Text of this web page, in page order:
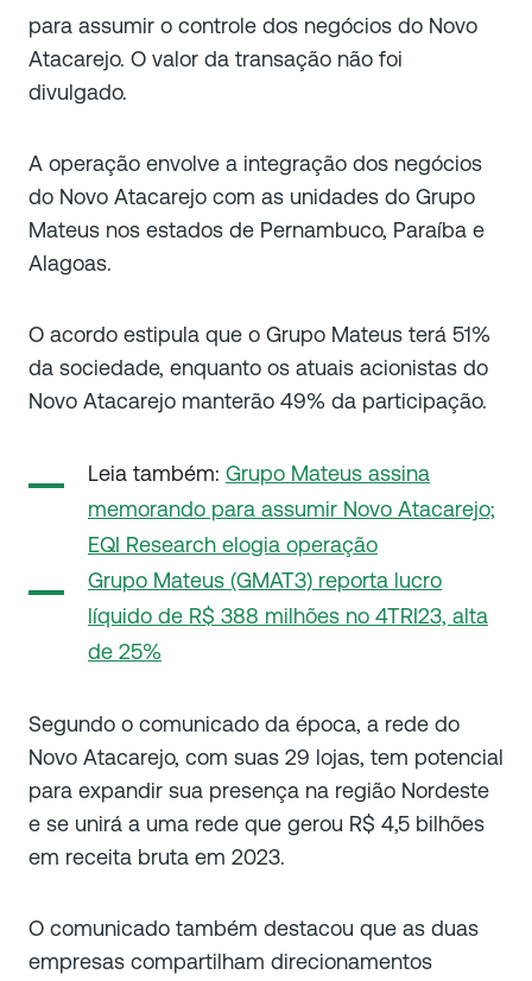
para assumir o controle dos negócios do Novo
Atacarejo. O valor da transação não foi
divulgado.
A operação envolve a integração dos negócios
do Novo Atacarejo com as unidades do Grupo
Mateus nos estados de Pernambuco, Paraíba e
Alagoas.
O acordo estipula que o Grupo Mateus terá 51%
da sociedade, enquanto os atuais acionistas do
Novo Atacarejo manterão 49% da participação.
Leia também: Grupo Mateus assina
memorando para assumir Novo Atacarejo;
EQI Research elogia operação
Grupo Mateus (GMAT3) reporta lucro
líquido de R$ 388 milhões no 4TRI23, alta
de 25%
Segundo o comunicado da época, a rede do
Novo Atacarejo, com suas 29 lojas, tem potencial
para expandir sua presença na região Nordeste
e se unirá a uma rede que gerou R$ 4,5 bilhões
em receita bruta em 2023.
O comunicado também destacou que as duas
empresas compartilham direcionamentos